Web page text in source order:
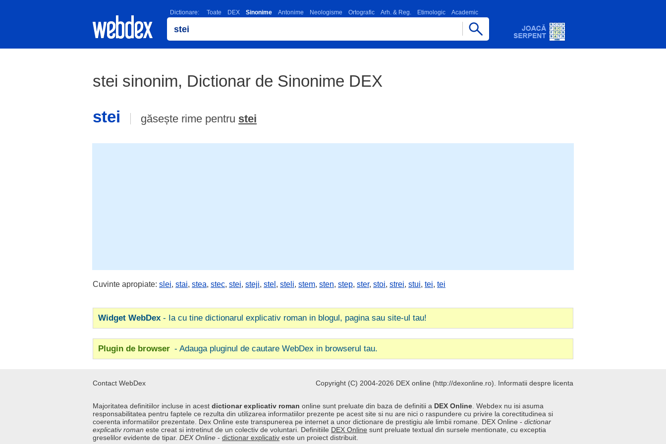
Dictionare: Toate DEX Sinonime Antonime Neologisme Ortografic Arh. & Reg. Etimologic Academic
stei sinonim, Dictionar de Sinonime DEX
stei
găsește rime pentru stei
Cuvinte apropiate: slei, stai, stea, stec, stei, steji, stel , steli, stem, sten, step, ster, stoi, strei, stui, tei, tei
Widget WebDex - Ia cu tine dictionarul explicativ roman in blogul, pagina sau site-ul tau!
Plugin de browser - Adauga pluginul de cautare WebDex in browserul tau.
Contact WebDex Copyright (C) 2004-2026 DEX online (http://dexonline.ro). Informatii despre licenta
Majoritatea definitiilor incluse in acest dictionar explicativ roman online sunt preluate din baza de definitii a DEX Online . Webdex nu isi asuma
responsabilitatea pentru faptele ce rezulta din utilizarea informatiilor prezente pe acest site si nu are nici o raspundere cu privire la corectitudinea si
coerenta informatiilor prezentate. Dex Online este transpunerea pe internet a unor dictionare de prestigiu ale limbii romane. DEX Online - dictionar
explicativ roman este creat si intretinut de un colectiv de voluntari. Definitiile DEX Online sunt preluate textual din sursele mentionate, cu exceptia
greselilor evidente de tipar. DEX Online - dictionar explicativ este un proiect distribuit.